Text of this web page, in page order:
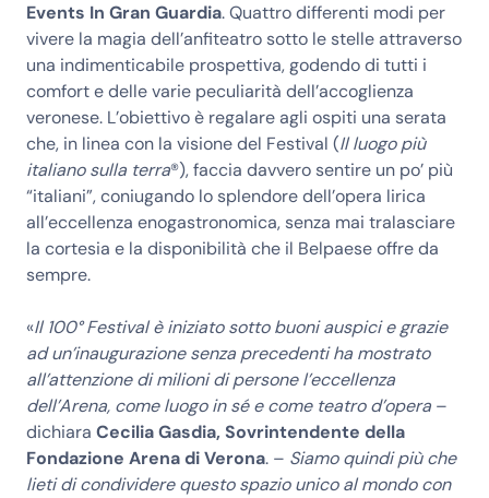
Events In Gran Guardia. Quattro differenti modi per
vivere la magia dell’anfiteatro sotto le stelle attraverso
una indimenticabile prospettiva, godendo di tutti i
comfort e delle varie peculiarità dell’accoglienza
veronese. L’obiettivo è regalare agli ospiti una serata
che, in linea con la visione del Festival (Il luogo più
italiano sulla terra®), faccia davvero sentire un po’ più
“italiani”, coniugando lo splendore dell’opera lirica
all’eccellenza enogastronomica, senza mai tralasciare
la cortesia e la disponibilità che il Belpaese offre da
sempre.
«Il 100° Festival è iniziato sotto buoni auspici e grazie
ad un’inaugurazione senza precedenti ha mostrato
all’attenzione di milioni di persone l’eccellenza
dell’Arena, come luogo in sé e come teatro d’opera –
dichiara Cecilia Gasdia, Sovrintendente della
Fondazione Arena di Verona. – Siamo quindi più che
lieti di condividere questo spazio unico al mondo con